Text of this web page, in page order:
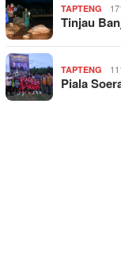
TAPTENG
Tinjau
TAPTENG
Piala